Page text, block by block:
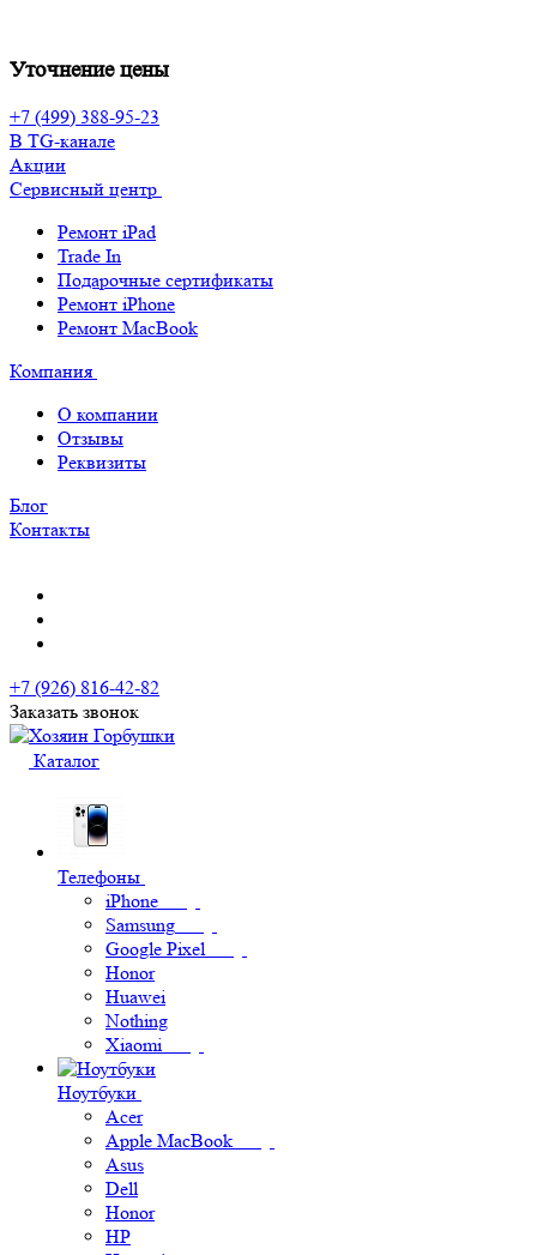
Уточнение цены
+7 (499) 388-95-23
В TG-канале
Акции
Сервисный центр
Ремонт iPad
Trade In
Подарочные сертификаты
Ремонт iPhone
Ремонт MacBook
Компания
О компании
Отзывы
Реквизиты
Блог
Контакты
+7 (926) 816-42-82
Заказать звонок
Каталог
Телефоны
iPhone
Samsung
Google Pixel
Honor
Huawei
Nothing
Xiaomi
Ноутбуки
Acer
Apple MacBook
Asus
Dell
Honor
HP